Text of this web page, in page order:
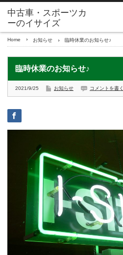
Home お知らせ 臨時休業のお知らせ♪
臨時休業のお知らせ♪
2021/9/25 お知らせ コメントを書く